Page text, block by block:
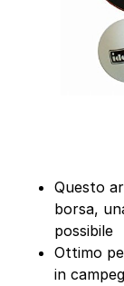
Questo
borsa,
possibile
Ottimo
in